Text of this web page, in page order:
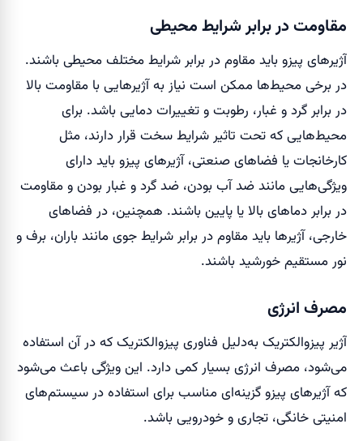
مقاومت در برابر شرایط محیطی
آژیرهای پیزو باید مقاوم در برابر شرایط مختلف محیطی باشند.
در برخی محیط‌ها ممکن است نیاز به آژیرهایی با مقاومت بالا
در برابر گرد و غبار، رطوبت و تغییرات دمایی باشد. برای
محیط‌هایی که تحت تاثیر شرایط سخت قرار دارند، مثل
کارخانجات یا فضاهای صنعتی، آژیرهای پیزو باید دارای
ویژگی‌هایی مانند ضد آب بودن، ضد گرد و غبار بودن و مقاومت
در برابر دماهای بالا یا پایین باشند. همچنین، در فضاهای
خارجی، آژیرها باید مقاوم در برابر شرایط جوی مانند باران، برف و
نور مستقیم خورشید باشند.
مصرف انرژی
آژیر پیزوالکتریک به‌دلیل فناوری پیزوالکتریک که در آن استفاده
می‌شود، مصرف انرژی بسیار کمی دارد. این ویژگی باعث می‌شود
که آژیرهای پیزو گزینه‌ای مناسب برای استفاده در سیستم‌های
امنیتی خانگی، تجاری و خودرویی باشد.